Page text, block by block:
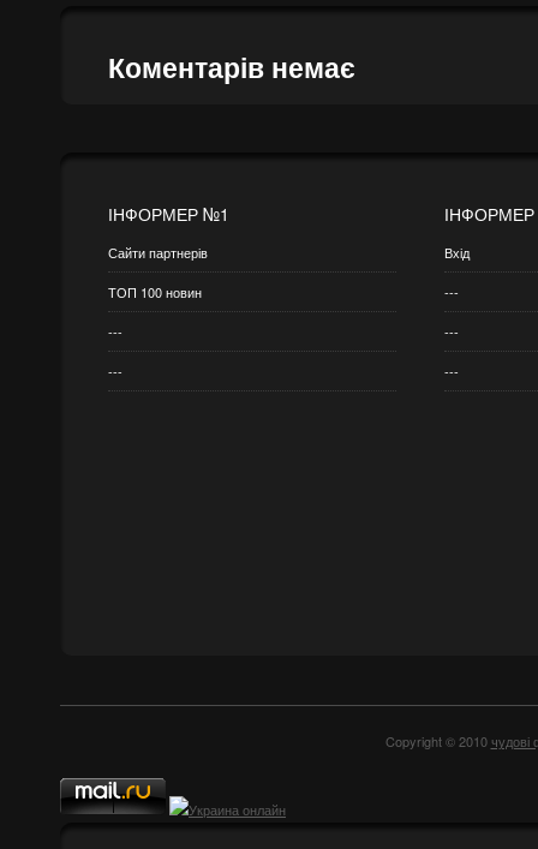
Коментарів немає
ІНФОРМЕР №1
Сайти партнерів
ТОП 100 новин
---
---
Вхід
---
---
---
Copyright © 2010чудові